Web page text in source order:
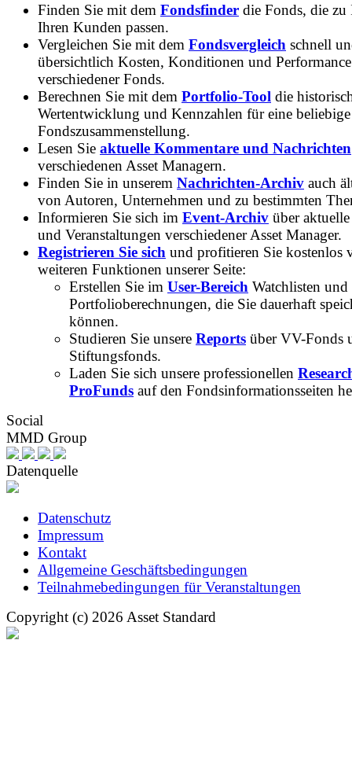
Finden Sie mit dem Fondsfinder die Fonds, die zu
Ihren Kunden passen.
Vergleichen Sie mit dem Fondsvergleich schnell
übersichtlich Kosten, Konditionen und Performance
verschiedener Fonds.
Berechnen Sie mit dem Portfolio-Tool die
Wertentwicklung und Kennzahlen für eine beliebige
Fondszusammenstellung.
Lesen Sie aktuelle Kommentare und Nachrichten
verschiedenen Asset Managern.
Finden Sie in unserem Nachrichten-Archiv auch
von Autoren, Unternehmen und zu bestimmten
Informieren Sie sich im Event-Archiv über
und Veranstaltungen verschiedener Asset Manager.
Registrieren Sie sich und profitieren Sie kostenlos
weiteren Funktionen unserer Seite:
Erstellen Sie im User-Bereich Watchlisten und
Portfolioberechnungen, die Sie dauerhaft
können.
Studieren Sie unsere Reports über VV-Fonds
Stiftungsfonds.
Laden Sie sich unsere professionellen
ProFunds auf den Fondsinformationsseiten
Social
MMD Group
Datenquelle
Datenschutz
Impressum
Kontakt
Allgemeine Geschäftsbedingungen
Teilnahmebedingungen für Veranstaltungen
Copyright (c) 2026 Asset Standard